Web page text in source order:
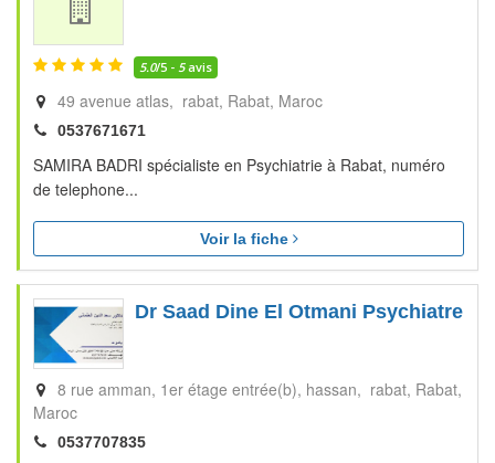
5.0/5 - 5avis
49 avenue atlas, rabat Rabat Maroc
0537671671
SAMIRA BADRI spécialiste en Psychiatrie à Rabat, numéro
de telephone...
Voir la fiche
Dr Saad Dine El Otmani Psychiatre
8 rue amman, 1er étage entrée(b), hassan, rabat Rabat
Maroc
0537707835